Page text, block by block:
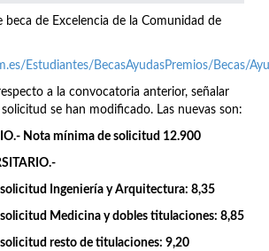
beca de Excelencia de la Comunidad de
Estudiantes/BecasAyudasPremios/Becas/
a la convocatoria anterior, señalar
se han modificado. Las nuevas son:
Nota mínima de solicitud 12.900
Ingeniería y Arquitectura: 8,35
Medicina y dobles titulaciones: 8,85
resto de titulaciones: 9,20